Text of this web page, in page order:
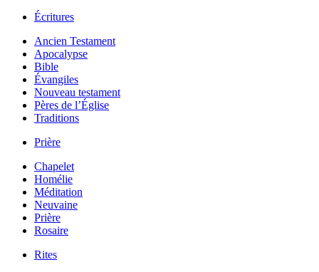
Écritures
Ancien Testament
Apocalypse
Bible
Évangiles
Nouveau testament
Pères de l’Église
Traditions
Prière
Chapelet
Homélie
Méditation
Neuvaine
Prière
Rosaire
Rites